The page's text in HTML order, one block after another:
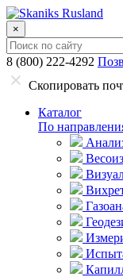
×
8 (800) 222-4292
Скопировать
Каталог
По